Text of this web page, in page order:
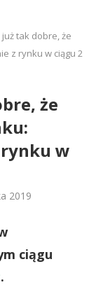
tak dobre, że
z rynku w ciągu 2
że
w
2019
ciągu
.